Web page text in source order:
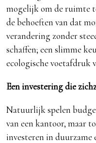
mogelijk om de ruimte
de behoeften van dat
verandering zonder
schaffen; een slimme
ecologische voetafdruk
Een investering die
Natuurlijk spelen
van een kantoor, maar
investeren in duurzame